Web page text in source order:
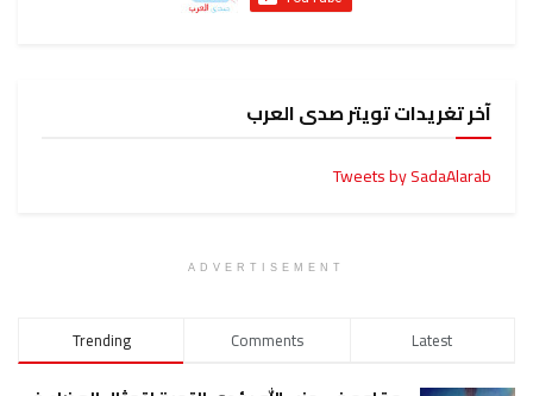
آخر تغريدات تويتر صدى العرب
Tweets by SadaAlarab
ADVERTISEMENT
Trending Comments Latest